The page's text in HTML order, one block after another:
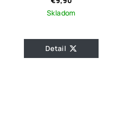
Skladom
Detail